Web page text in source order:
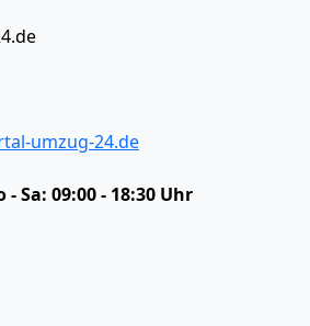
umzug-24.de
- Sa: 09:00 - 18:30 Uhr